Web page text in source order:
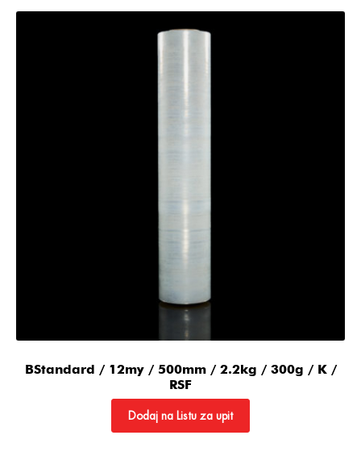
BStandard / 12my / 500mm / 2.2kg / 300g / K /
RSF
Dodaj na Listu za upit